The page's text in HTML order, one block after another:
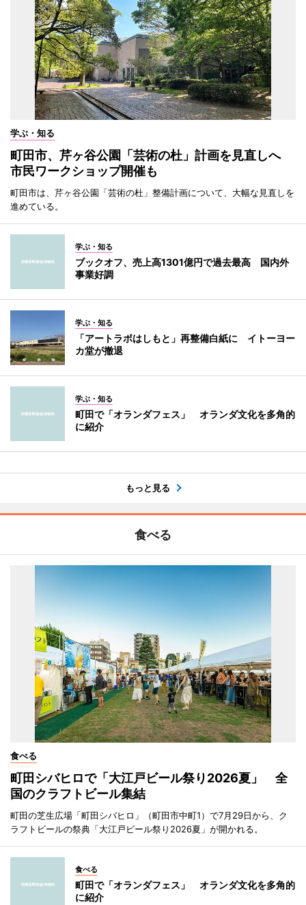
学ぶ・知る
町田市、芹ヶ谷公園「芸術の杜」計画を見直しへ
市民ワークショップ開催も
町田市は、芹ヶ谷公園「芸術の杜」整備計画について、大幅な見直しを
進めている。
学ぶ・知る
ブックオフ、売上高1301億円で過去最高 国内外
事業好調
学ぶ・知る
「アートラボはしもと」再整備白紙に イトーヨー
カ堂が撤退
学ぶ・知る
町田で「オランダフェス」 オランダ文化を多角的
に紹介
もっと見る
食べる
食べる
町田シバヒロで「大江戸ビール祭り2026夏」 全
国のクラフトビール集結
町田の芝生広場「町田シバヒロ」（町田市中町1）で7月29日から、ク
ラフトビールの祭典「大江戸ビール祭り2026夏」が開かれる。
食べる
町田で「オランダフェス」 オランダ文化を多角的
に紹介